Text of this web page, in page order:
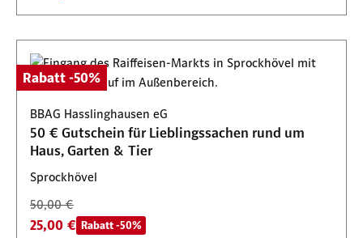
Rabatt -50%
BBAG Hasslinghausen eG
50 € Gutschein für Lieblingssachen rund um
Haus, Garten & Tier
Sprockhövel
50,00 €
25,00 € Rabatt -50%